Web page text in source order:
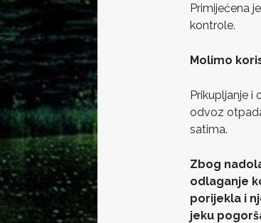
Primijećena
kontrole.
Molimo
Prikupljanje
odvoz
satima.
Zbog
odlaganje
porijekla i
jeku